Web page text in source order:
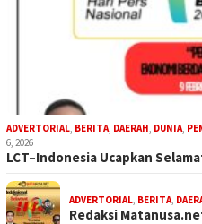
ADVERTORIAL BERITA DAERAH DUNIA
6, 2026
LCT–Indonesia Ucapkan
ADVERTORIAL BERITA
Redaksi